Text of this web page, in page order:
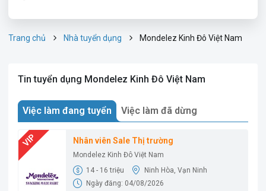
Trang chủ Nhà tuyển dụng Mondelez Kinh Đô Việt Nam
Tin tuyển dụng Mondelez Kinh Đô Việt Nam
Việc làm đang tuyển Việc làm đã dừng
Nhân viên Sale Thị trường
Mondelez Kinh Đô Việt Nam
14 - 16 triệu
Ninh Hòa, Vạn Ninh
Ngày đăng: 04/08/2026